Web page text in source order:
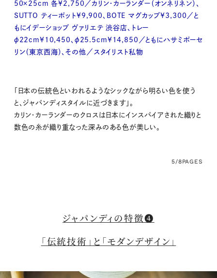
50×25cm 各¥2,750／カリン・カーランダー（オンネリネン）、
SUTTO ティーポット¥9,900、BOTE マグカップ¥3,300／と
もにイデーショップ ヴァリエテ 渋谷店、トレー
φ22cm¥10,450、φ25.5cm¥14,850／ともにハサミポーセ
リン（東京西海）、その他／スタイリスト私物
「日本の伝統色といわれるようなシックながら明るい色を使う
と、ジャパンディスタイルに近づきます」。
カリン・カーランダーのクロスは日本にインスパイアされた織りと
数色の糸が織り重なった深みのある色が美しい。
5/8PAGES
ジャパンディの特徴❹
「伝統技術」と「モダンデザイン」